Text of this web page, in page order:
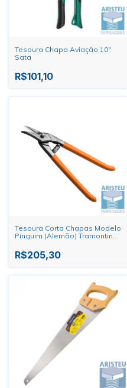
Tesoura Chapa Aviação 10"
Sata
R$101,10
Tesoura Corta Chapas Modelo
Pinguim (Alemão) Tramontina-
R$205,30